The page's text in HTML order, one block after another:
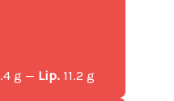
g — Lip. 11.2 g